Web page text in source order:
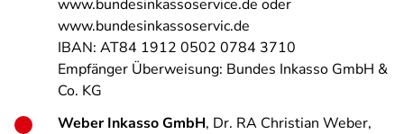
www.bundesinkassoservice.de oder
www.bundesinkassoservic.de
IBAN: AT84 1912 0502 0784 3710
Empfänger Überweisung: Bundes Inkasso GmbH &
Co. KG
Weber Inkasso GmbH, Dr. RA Christian Weber,